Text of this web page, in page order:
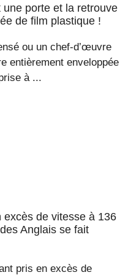
porte et la retrouve
de film plastique !
ou un chef-d’œuvre
entièrement enveloppée
à ...
de vitesse à 136
Anglais se fait
pris en excès de